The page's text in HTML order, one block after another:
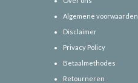
Algemene voorwaarden
Disclaimer
Privacy Policy
Betaalmethodes
Retourneren